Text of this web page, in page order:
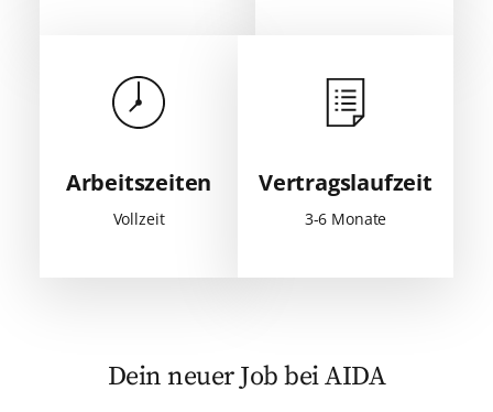
Vollzeit
Arbeitszeiten
3-6 Monate
Vertragslaufzeit
Dein neuer Job bei AIDA